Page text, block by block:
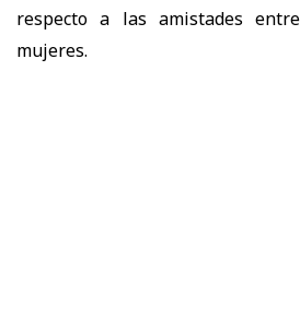
respecto a las amistades
mujeres.